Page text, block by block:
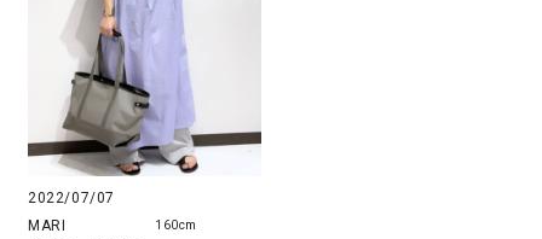
2022/07/07
MARI
160cm